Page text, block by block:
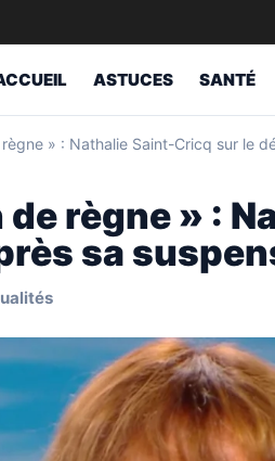
ASTUCES SANTÉ
» : Nathalie Saint-Cricq sur le
de règne » :
sa